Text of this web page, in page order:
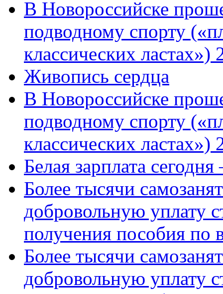
В Новороссийске
подводному спорту
классических
Живопись сердца
В Новороссийске
подводному спорту
классических ластах»)
Белая зарплата
Более тысячи
добровольную уплату
получения пособия по
Более тысячи
добровольную уплату